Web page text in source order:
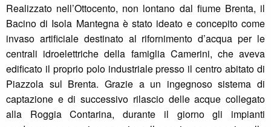
Realizzato nell’Ottocento, non lontano dal fiume Brenta, il
Bacino di Isola Mantegna è stato ideato e concepito come
invaso artificiale destinato al rifornimento d’acqua per le
centrali idroelettriche della famiglia Camerini, che aveva
edificato il proprio polo industriale presso il centro abitato di
Piazzola sul Brenta. Grazie a un ingegnoso sistema di
captazione e di successivo rilascio delle acque collegato
alla Roggia Contarina, durante il giorno gli impianti